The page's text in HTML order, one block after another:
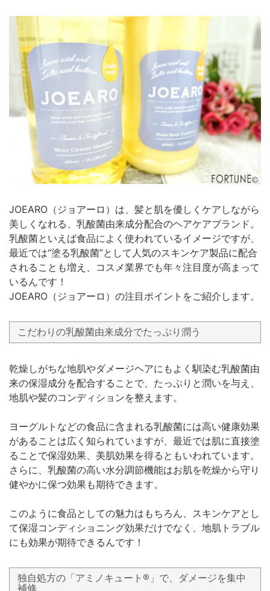
JOEARO（ジョアーロ）は、髪と肌を優しくケアしながら
美しくなれる、乳酸菌由来成分配合のヘアケアブランド。
乳酸菌といえば食品によく使われているイメージですが、
最近では“塗る乳酸菌”として人気のスキンケア製品に配合
されることも増え、コスメ業界でも年々注目度が高まって
いるんです！
JOEARO（ジョアーロ）の注目ポイントをご紹介します。
こだわりの乳酸菌由来成分でたっぷり潤う
乾燥しがちな地肌やダメージヘアにもよく馴染む乳酸菌由
来の保湿成分を配合することで、たっぷりと潤いを与え、
地肌や髪のコンディションを整えます。
ヨーグルトなどの食品に含まれる乳酸菌には高い健康効果
があることは広く知られていますが、最近では肌に直接塗
ることで保湿効果、美肌効果を得るともいわれています。
さらに、乳酸菌の高い水分調節機能はお肌を乾燥から守り
健やかに保つ効果も期待できます。
このように食品としての魅力はもちろん、スキンケアとし
て保湿コンディショニング効果だけでなく、地肌トラブル
にも効果が期待できるんです！
独自処方の「アミノキュート®︎」で、ダメージを集中
補修